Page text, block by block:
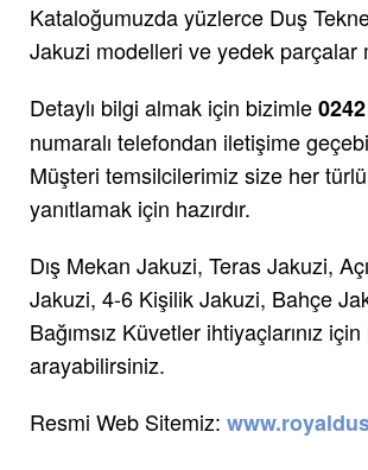
Kataloğumuzda yüzlerce Duş
Jakuzi modelleri ve yedek parçalar
Detaylı bilgi almak için bizimle
numaralı telefondan iletişime
Müşteri temsilcilerimiz size her
yanıtlamak için hazırdır.
Dış Mekan Jakuzi, Teras Jakuzi,
Jakuzi, 4-6 Kişilik Jakuzi, Bahçe
Bağımsız Küvetler ihtiyaçlarınız
arayabilirsiniz.
Resmi Web Sitemiz: